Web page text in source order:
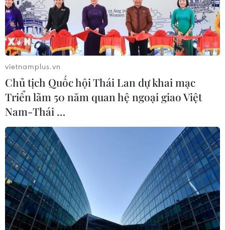
vietnamplus.vn
Chủ tịch Quốc hội Thái Lan dự khai mạc
Triển lãm 50 năm quan hệ ngoại giao Việt
Nam-Thái …